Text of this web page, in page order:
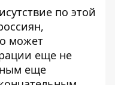
по этой
может
еще не
еще